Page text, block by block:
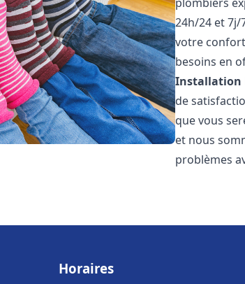
24h/24 et
votre
besoins en
Installation
de
que vous
et nous
problèmes
Horaires